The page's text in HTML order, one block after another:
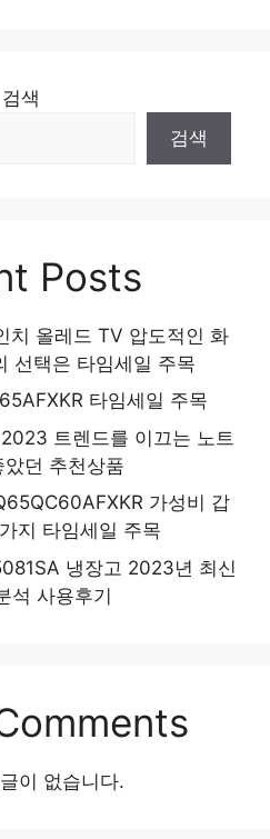
검색
검색
Posts
치 올레드 TV 압도적인 화
선택은 타임세일 주목
타임세일 주목
트렌드를 이끄는 노트
았던 추천상품
가성비 갑
지 타임세일 주목
냉장고 2023년 최신
석 사용후기
이 없습니다.